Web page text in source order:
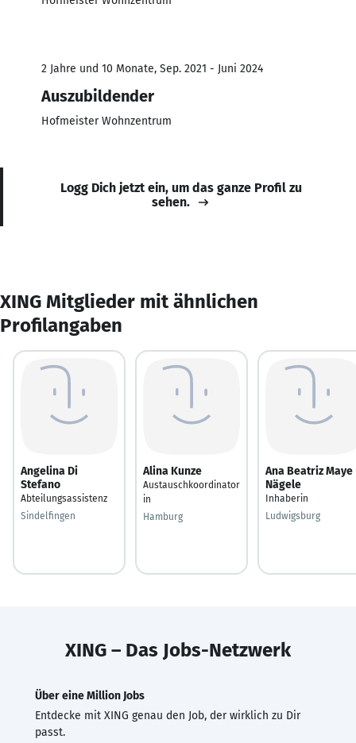
2 Jahre und 10 Monate, Sep. 2021 - Juni 2024
Auszubildender
Hofmeister Wohnzentrum
Logg Dich jetzt ein, um das ganze Profil zu
sehen.
XING Mitglieder mit ähnlichen
Profilangaben
Angelina Di
Stefano
Abteilungsassistenz
Sindelfingen
Alina Kunze
Austauschkoordinator
in
Hamburg
Ana Beatriz Maye
Nägele
Inhaberin
Ludwigsburg
XING – Das Jobs-Netzwerk
Über eine Million Jobs
Entdecke mit XING genau den Job, der wirklich zu Dir
passt.